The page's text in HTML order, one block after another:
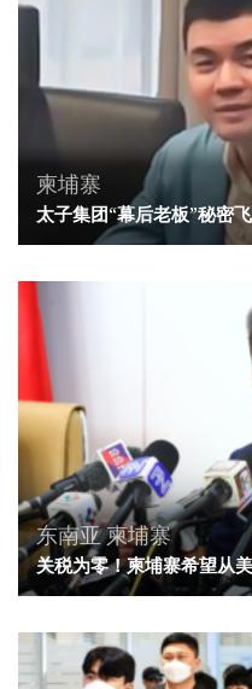
柬埔寨
太子集团“幕后老板”秘密
东南亚柬埔寨
关税为零！柬埔寨希望从